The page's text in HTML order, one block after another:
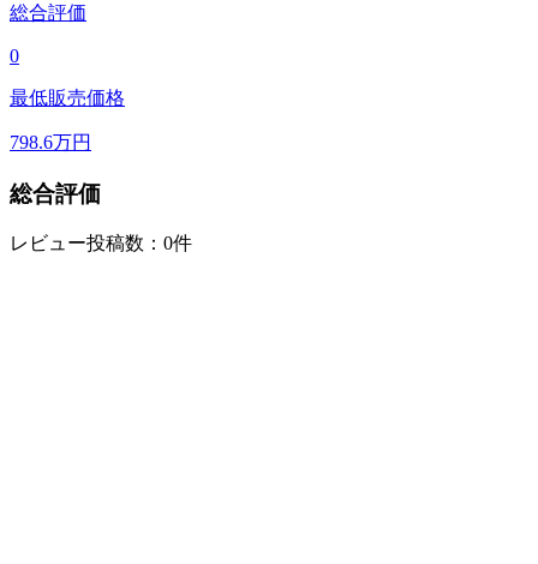
総合評価
0
最低販売価格
798.6万円
総合評価
レビュー投稿数：0件